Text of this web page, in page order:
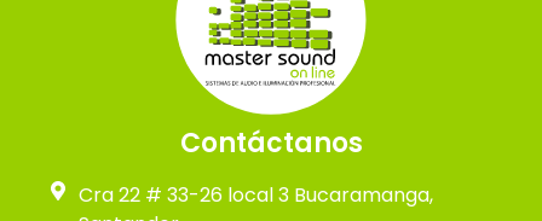
Contáctanos
Cra 22 # 33-26 local 3 Bucaramanga,